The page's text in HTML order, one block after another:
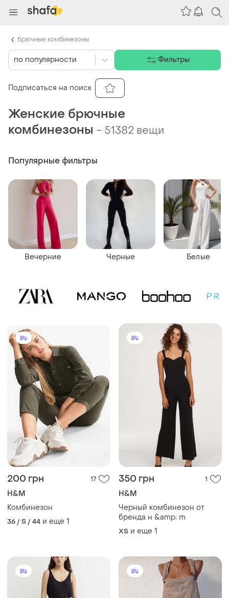
Женские брючные
комбинезоны - 51382 вещи
200 грн 17
H&M
Комбинезон
36 / S / 44 и еще 1
350 грн 1
H&M
Черный комбинезон от
бренда н &amp; m
ХS и еще 1
Популярные фильтры
Вечерние Черные Белые
по популярности Фильтры
Подписаться на поиск
Брючные комбинезоны